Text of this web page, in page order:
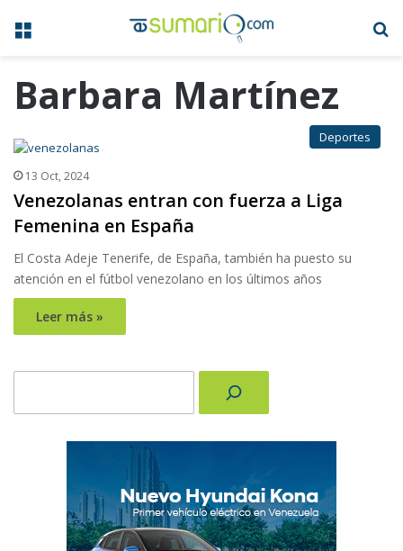
Menú
Barbara Martínez
Deportes
13 Oct, 2024
Venezolanas entran con fuerza a Liga
Femenina en España
El Costa Adeje Tenerife, de España, también ha puesto su
atención en el fútbol venezolano en los últimos años
Leer más »